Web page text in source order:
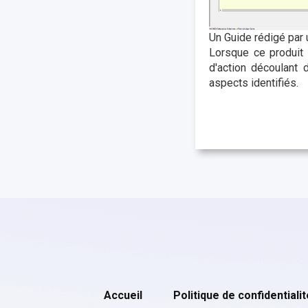
Un Guide rédigé
Lorsque ce
d'action découlant
aspects identifiés.
Accueil Politique de